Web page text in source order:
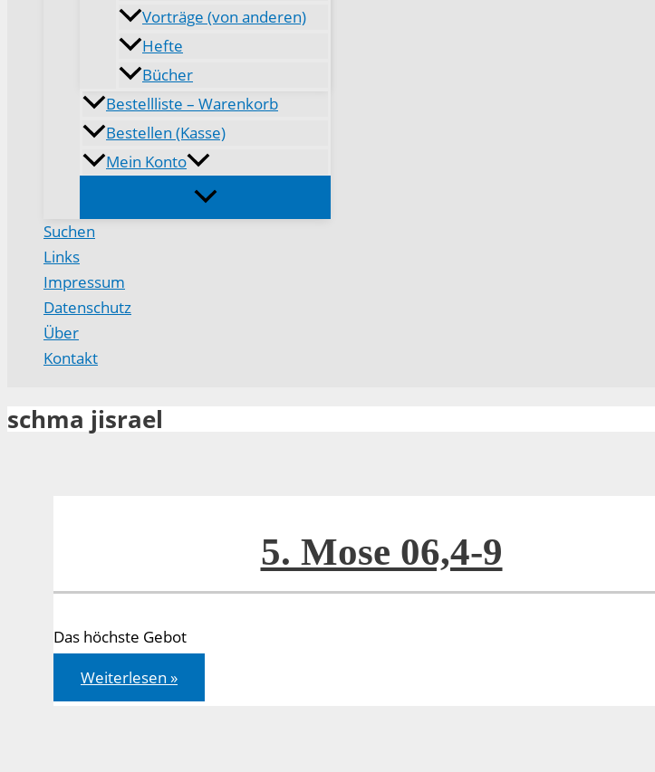
Vorträge (von anderen)
Hefte
Bücher
Bestellliste – Warenkorb
Bestellen (Kasse)
Mein Konto
Suchen
Links
Impressum
Datenschutz
Über
Kontakt
schma jisrael
5. Mose 06,4-9
Das höchste Gebot
5.
Mose
06,4-
Weiterlesen »